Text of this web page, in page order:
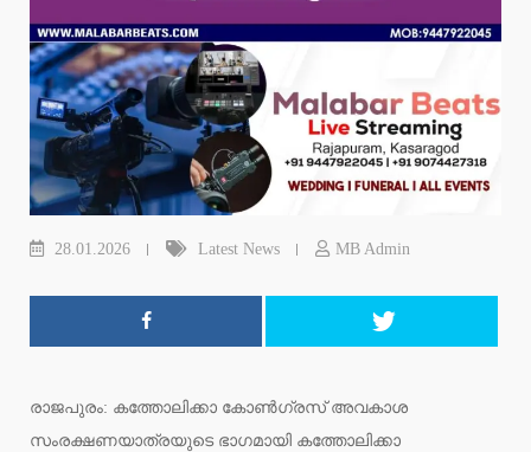
28.01.2026 Latest News MB Admin
രാജപുരം: കത്തോലിക്കാ കോണ്‍ഗ്രസ് അവകാശ
സംരക്ഷണയാത്രയുടെ ഭാഗമായി കത്തോലിക്കാ